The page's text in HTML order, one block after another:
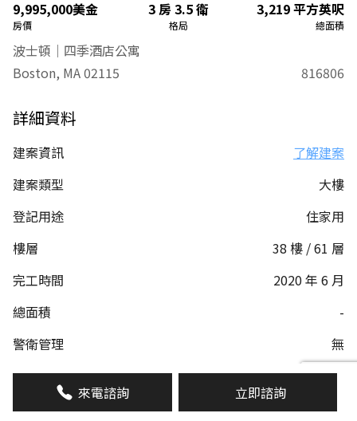
9,995,000美金 3 房 3.5 衛 3,219平方英呎
房價 格局 總面積
波士頓｜四季酒店公寓
Boston, MA 02115
816806
詳細資料
建案資訊
了解建案
建案類型
大樓
登記用途
住家用
樓層
38 樓 / 61 層
完工時間
2020 年 6 月
總面積
-
警衛管理
無
管理費
8,253
車位類型
來電諮詢 立即諮詢